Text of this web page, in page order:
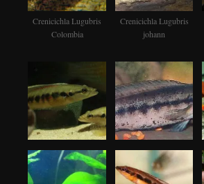
Crenicichla Lugubris
Colombia
Crenicichla Lugubris
johann